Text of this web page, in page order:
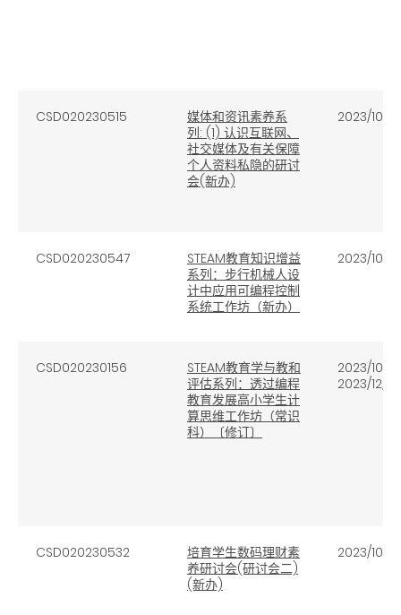
CSD020230515
媒体和资讯素养系
列: (1) 认识互联网、
社交媒体及有关保障
个人资料私隐的研讨
会(新办)
2023/10/31
CSD020230547
STEAM教育知识增益
系列：步行机械人设
计中应用可编程控制
系统工作坊（新办）
2023/10/27
CSD020230156
STEAM教育学与教和
评估系列：透过编程
教育发展高小学生计
算思维工作坊（常识
科）〔修订〕
2023/10/
2023/12/5
CSD020230532
培育学生数码理财素
养研讨会(研讨会二)
(新办)
2023/10/19